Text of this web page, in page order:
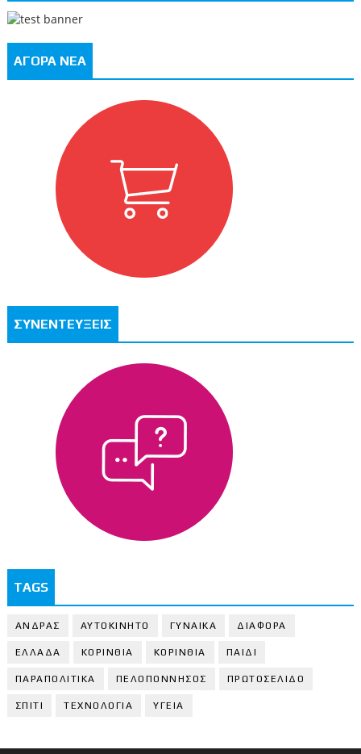
ΑΓΟΡΑ ΝΕΑ
ΣΥΝΕΝΤΕΥΞΕΙΣ
TAGS
ΑΝΔΡΑΣ ΑΥΤΟΚΙΝΗΤΟ ΓΥΝΑΙΚΑ ΔΙΑΦΟΡΑ
ΕΛΛΑΔΑ ΚΟΡΙΝΘΙΑ ΚΟΡΙΝΘΙA ΠΑΙΔΙ
ΠΑΡΑΠΟΛΙΤΙΚΑ ΠΕΛΟΠΟΝΝΗΣΟΣ ΠΡΩΤΟΣΕΛΙΔΟ
ΣΠΙΤΙ ΤΕΧΝΟΛΟΓΙΑ ΥΓΕΙΑ